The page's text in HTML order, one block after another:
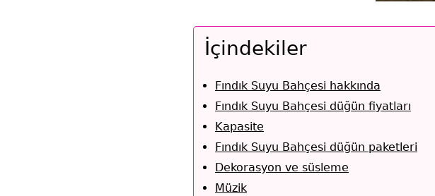
İçindekiler
Fındık Suyu Bahçesi hakkında
Fındık Suyu Bahçesi düğün fiyatları
Kapasite
Fındık Suyu Bahçesi düğün paketleri
Dekorasyon ve süsleme
Müzik